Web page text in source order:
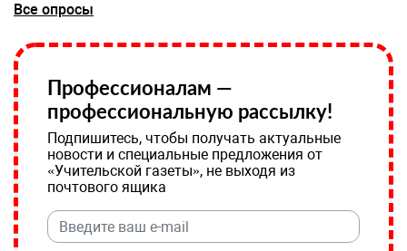
Все опросы
Профессионалам —
профессиональную рассылку!
Подпишитесь, чтобы получать актуальные
новости и специальные предложения от
«Учительской газеты», не выходя из
почтового ящика